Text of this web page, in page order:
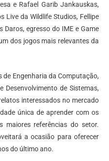
e Rafael Garib Jankauskas,
Live da Wildlife Studios, Fellipe
Daros, egresso do IME e Game
dos jogos mais relevantes da
Engenharia da Computação,
Desenvolvimento de Sistemas,
interessados no mercado
única de aprender com os
maiores referências do setor.
a ocasião para oferecer
do último ano.